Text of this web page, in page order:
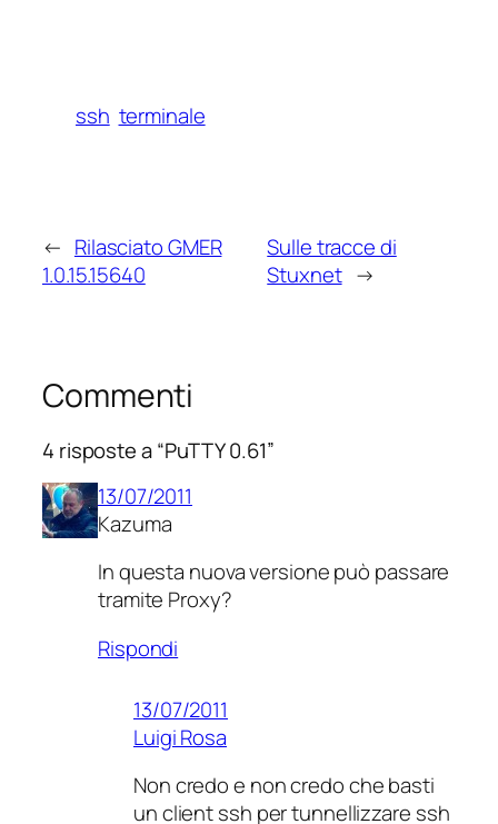
ssh terminale
← Rilasciato GMER
1.0.15.15640
Sulle tracce di
Stuxnet →
Commenti
4 risposte a “PuTTY 0.61”
13/07/2011
Kazuma
In questa nuova versione può passare
tramite Proxy?
Rispondi
13/07/2011
Luigi Rosa
Non credo e non credo che basti
un client ssh per tunnellizzare ssh